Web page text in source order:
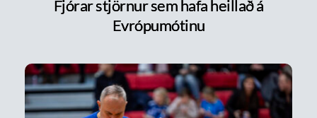
Fjórar stjörnur sem hafa heillað á
Evrópumótinu